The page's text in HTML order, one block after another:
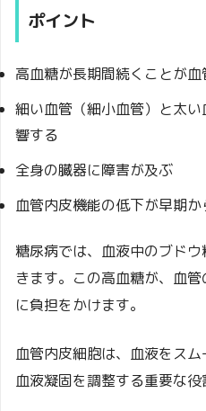
ポイント
高血糖が長期間続くことが
細い血管（細小血管）と太
響する
全身の臓器に障害が及ぶ
血管内皮機能の低下が早期か
糖尿病では、血液中のブド
きます。この高血糖が、血
に負担をかけます。
血管内皮細胞は、血液をスム
血液凝固を調整する重要な役